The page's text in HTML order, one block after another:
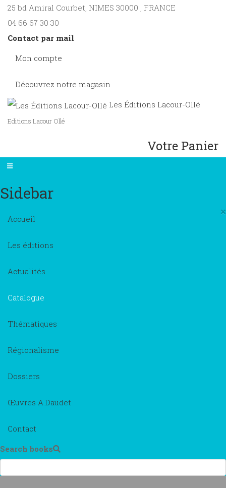
25 bd Amiral Courbet, NIMES 30000 , FRANCE
04 66 67 30 30
Contact par mail
Mon compte
Découvrez notre magasin
Les Éditions Lacour-Ollé
Editions Lacour Ollé
Votre Panier
Sidebar
×
Accueil
Les éditions
Actualités
Catalogue
Thématiques
Régionalisme
Dossiers
Œuvres A.Daudet
Contact
Search books